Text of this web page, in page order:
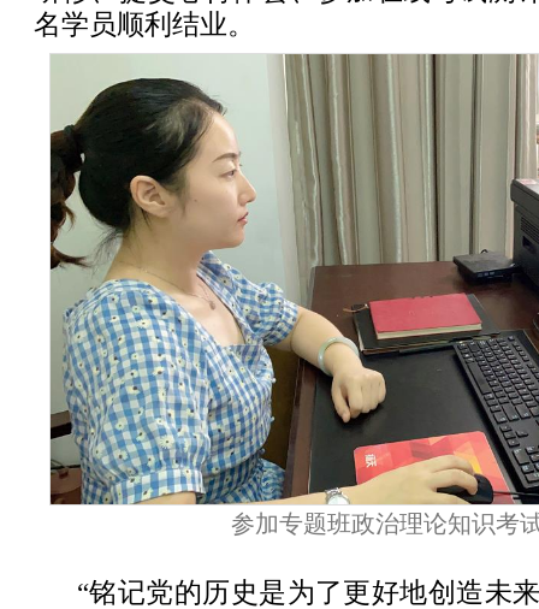
名学员顺利结业。
参加专题班政治理论知识考
“铭记党的历史是为了更好地创造未